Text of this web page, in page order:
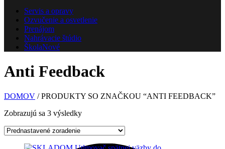
Servis a opravy
Ozvučenie a osvetlenie
Prenájom
Nahrávacie štúdio
ŠkolaNové
Anti Feedback
DOMOV / PRODUKTY SO ZNAČKOU “ANTI FEEDBACK”
Zobrazujú sa 3 výsledky